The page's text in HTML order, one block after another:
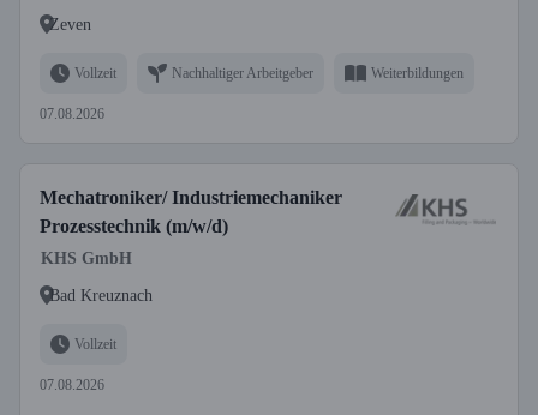
Zeven
Vollzeit Nachhaltiger Arbeitgeber Weiterbildungen
07.08.2026
Mechatroniker/ Industriemechaniker
Prozesstechnik (m/w/d)
KHS GmbH
Bad Kreuznach
Vollzeit
07.08.2026